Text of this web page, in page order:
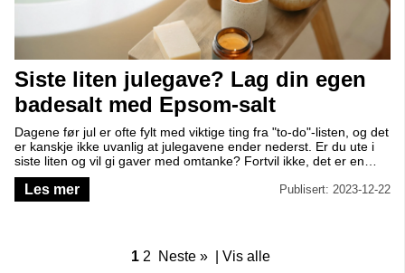
Siste liten julegave? Lag din egen
badesalt med Epsom-salt
Dagene før jul er ofte fylt med viktige ting fra "to-do"-listen, og det
er kanskje ikke uvanlig at julegavene ender nederst. Er du ute i
siste liten og vil gi gaver med omtanke? Fortvil ikke, det er en
enkel og omsorgsfull gaveidé som vil fortrylle dine nærmeste -
hjemmelaget badesalt med Epsom-salt og eteriske oljer!
Les mer Publisert: 2023-12-22
1 2 Neste » Vis alle